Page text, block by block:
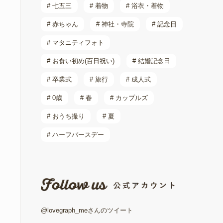
# 七五三 # 着物 # 浴衣・着物
# 赤ちゃん # 神社・寺院 # 記念日
# マタニティフォト
# お食い初め(百日祝い) # 結婚記念日
# 卒業式 # 旅行 # 成人式
# 0歳 # 春 # カップルズ
# おうち撮り # 夏
# ハーフバースデー
@lovegraph_meさんのツイート